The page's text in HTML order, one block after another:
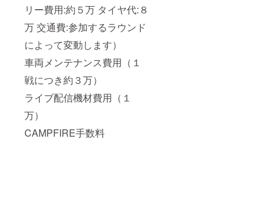
リー費用:約５万 タイヤ代:８
万 交通費:参加するラウンド
によって変動します）
車両メンテナンス費用（１
戦につき約３万）
ライブ配信機材費用（１
万）
CAMPFIRE手数料